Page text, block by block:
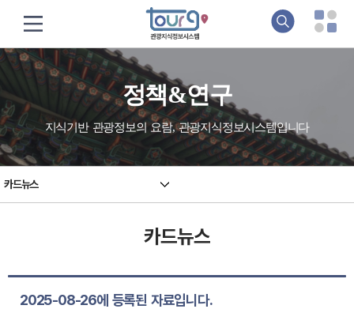
정책&연구
지식기반 관광정보의 요람, 관광지식정보시스템입니다
카드뉴스
카드뉴스
2025-08-26에 등록된 자료입니다.